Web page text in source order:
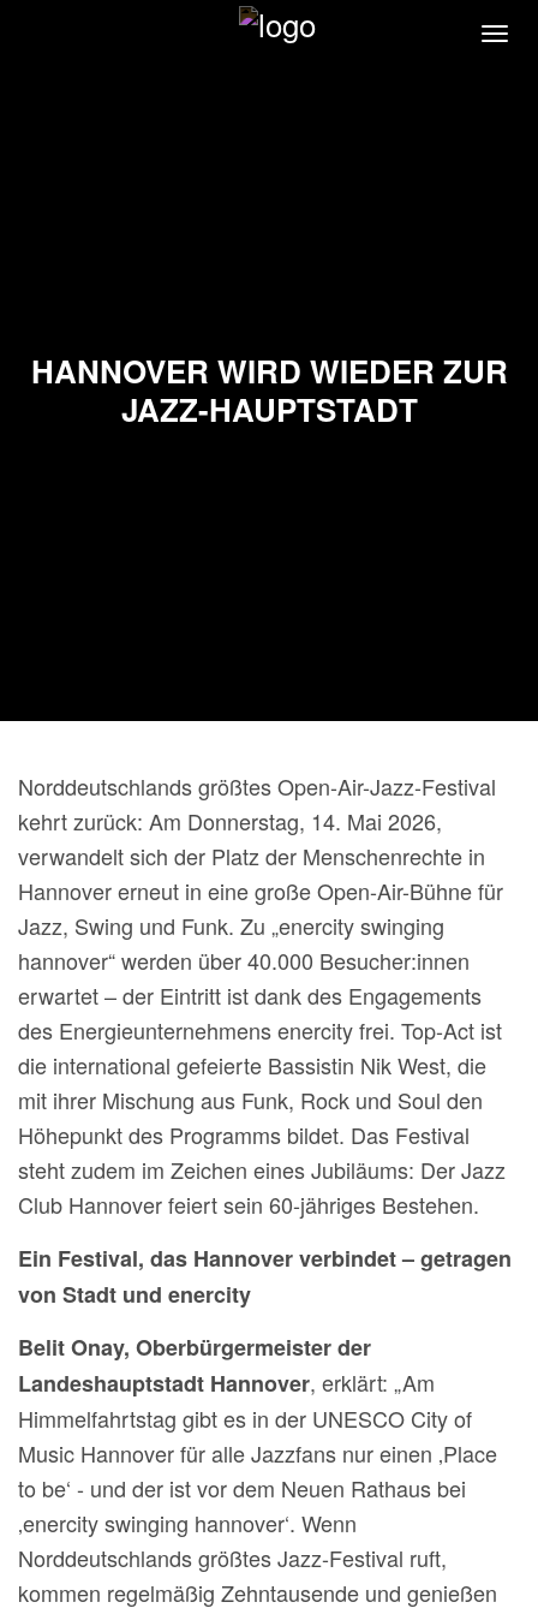
HANNOVER WIRD WIEDER ZUR
JAZZ-HAUPTSTADT
Norddeutschlands größtes Open-Air-Jazz-Festival
kehrt zurück: Am Donnerstag, 14. Mai 2026,
verwandelt sich der Platz der Menschenrechte in
Hannover erneut in eine große Open-Air-Bühne für
Jazz, Swing und Funk. Zu „enercity swinging
hannover“ werden über 40.000 Besucher:innen
erwartet – der Eintritt ist dank des Engagements
des Energieunternehmens enercity frei. Top-Act ist
die international gefeierte Bassistin Nik West, die
mit ihrer Mischung aus Funk, Rock und Soul den
Höhepunkt des Programms bildet. Das Festival
steht zudem im Zeichen eines Jubiläums: Der Jazz
Club Hannover feiert sein 60-jähriges Bestehen.
Ein Festival, das Hannover verbindet – getragen
von Stadt und enercity
Belit Onay, Oberbürgermeister der
Landeshauptstadt Hannover, erklärt: „Am
Himmelfahrtstag gibt es in der UNESCO City of
Music Hannover für alle Jazzfans nur einen ‚Place
to be‘ - und der ist vor dem Neuen Rathaus bei
‚enercity swinging hannover‘. Wenn
Norddeutschlands größtes Jazz-Festival ruft,
kommen regelmäßig Zehntausende und genießen